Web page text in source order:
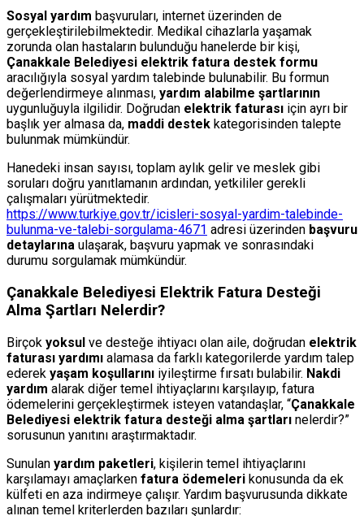
Sosyal yardım başvuruları, internet üzerinden de
gerçekleştirilebilmektedir. Medikal cihazlarla yaşamak
zorunda olan hastaların bulunduğu hanelerde bir kişi,
Çanakkale Belediyesi elektrik fatura destek formu
aracılığıyla sosyal yardım talebinde bulunabilir. Bu formun
değerlendirmeye alınması, yardım alabilme şartlarının
uygunluğuyla ilgilidir. Doğrudan elektrik faturası için ayrı bir
başlık yer almasa da, maddi destek kategorisinden talepte
bulunmak mümkündür.
Hanedeki insan sayısı, toplam aylık gelir ve meslek gibi
soruları doğru yanıtlamanın ardından, yetkililer gerekli
çalışmaları yürütmektedir.
https://www.turkiye.gov.tr/icisleri-sosyal-yardim-talebinde-
bulunma-ve-talebi-sorgulama-4671 adresi üzerinden başvuru
detaylarına ulaşarak, başvuru yapmak ve sonrasındaki
durumu sorgulamak mümkündür.
Çanakkale Belediyesi Elektrik Fatura Desteği
Alma Şartları Nelerdir?
Birçok yoksul ve desteğe ihtiyacı olan aile, doğrudan elektrik
faturası yardımı alamasa da farklı kategorilerde yardım talep
ederek yaşam koşullarını iyileştirme fırsatı bulabilir. Nakdi
yardım alarak diğer temel ihtiyaçlarını karşılayıp, fatura
ödemelerini gerçekleştirmek isteyen vatandaşlar, “Çanakkale
Belediyesi elektrik fatura desteği alma şartları nelerdir?”
sorusunun yanıtını araştırmaktadır.
Sunulan yardım paketleri, kişilerin temel ihtiyaçlarını
karşılamayı amaçlarken fatura ödemeleri konusunda da ek
külfeti en aza indirmeye çalışır. Yardım başvurusunda dikkate
alınan temel kriterlerden bazıları şunlardır: